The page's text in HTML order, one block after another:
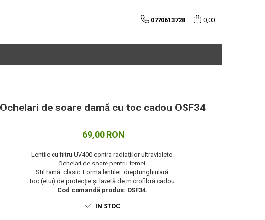
0770613728 0,00
Ochelari de soare damă cu toc cadou OSF34
69,00 RON
Lentile cu filtru UV400 contra radiațiilor ultraviolete.
Ochelari de soare pentru femei.
Stil ramă: clasic. Forma lentilei: dreptunghiulară.
Toc (etui) de protecție și lavetă de microfibră cadou.
Cod comandă produs: OSF34.
IN STOC